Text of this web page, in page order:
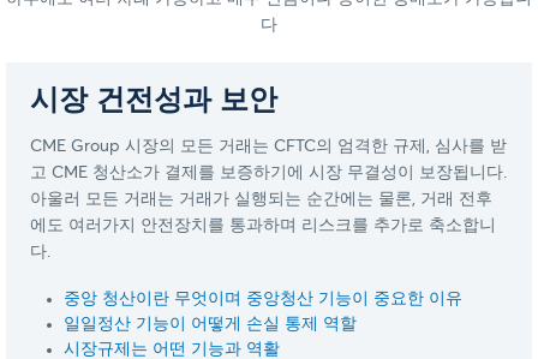
다
시장 건전성과 보안
CME Group 시장의 모든 거래는 CFTC의 엄격한 규제, 심사를 받
고 CME 청산소가 결제를 보증하기에 시장 무결성이 보장됩니다.
아울러 모든 거래는 거래가 실행되는 순간에는 물론, 거래 전후
에도 여러가지 안전장치를 통과하며 리스크를 추가로 축소합니
다.
중앙 청산이란 무엇이며 중앙청산 기능이 중요한 이유
일일정산 기능이 어떻게 손실 통제 역할
시장규제는 어떤 기능과 역활